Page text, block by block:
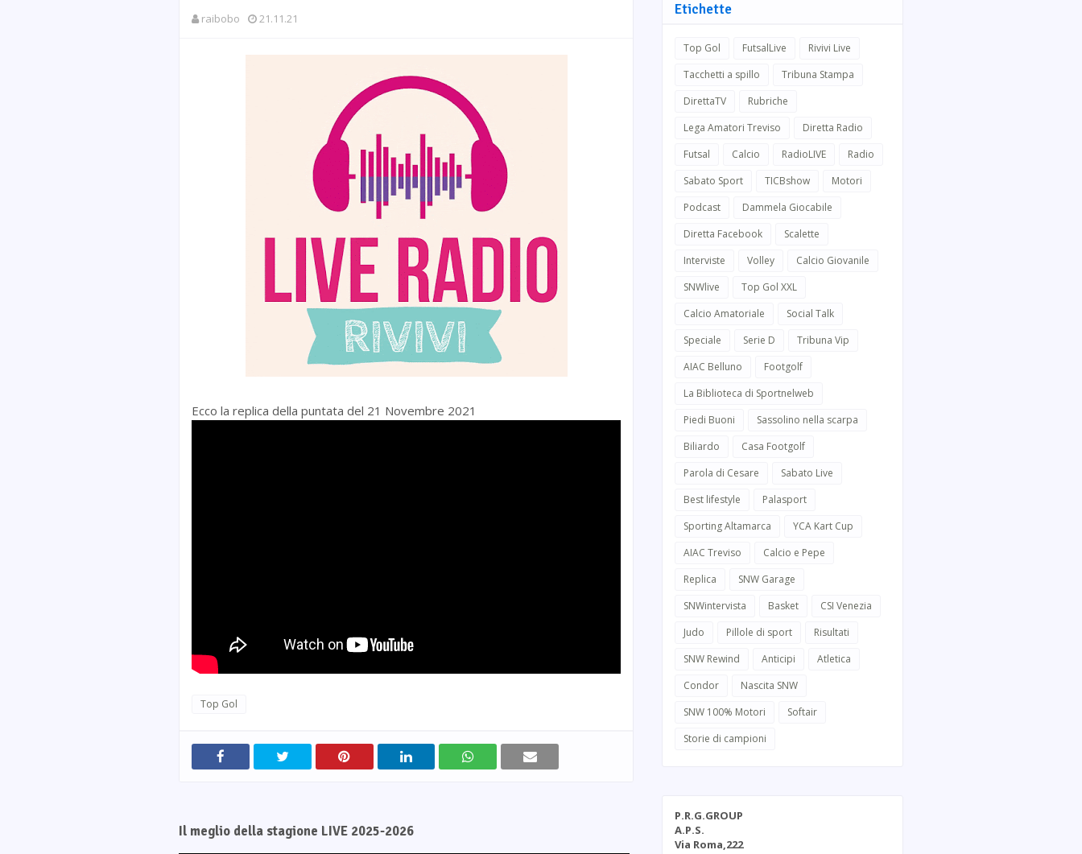
raibobo 21.11.21
Ecco la replica della puntata del 21 Novembre 2021
Top Gol
Il meglio della stagione LIVE 2025-2026
Etichette
Top Gol FutsalLive
Rivivi Live
Tacchetti a spillo
Tribuna Stampa
DirettaTV
Rubriche
Lega Amatori Treviso
Diretta Radio
Futsal
Calcio RadioLIVE
Radio
Sabato Sport
TICBshow
Motori
Podcast
Dammela Giocabile
Diretta Facebook
Scalette
Interviste
Volley
Calcio Giovanile
SNWlive
Top Gol XXL
Calcio Amatoriale
Social Talk
Speciale
Serie D
Tribuna Vip
AIAC Belluno
Footgolf
La Biblioteca di Sportnelweb
Piedi Buoni
Sassolino nella scarpa
Biliardo
Casa Footgolf
Parola di Cesare
Sabato Live
Best lifestyle
Palasport
Sporting Altamarca
YCA Kart Cup
AIAC Treviso
Calcio e Pepe
Replica
SNW Garage
SNWintervista
Basket
CSI Venezia
Judo
Pillole di sport
Risultati
SNW Rewind
Anticipi
Atletica
Condor
Nascita SNW
SNW 100% Motori
Softair
Storie di campioni
P.R.G.GROUP
A.P.S.
Via Roma,222